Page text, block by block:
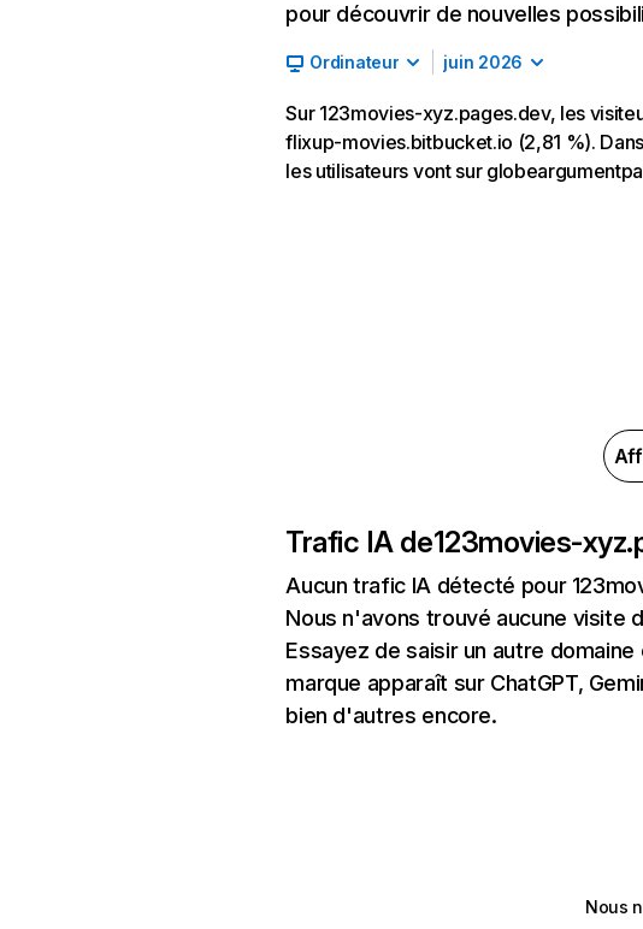
pour découvrir de nouvelles
Ordinateur juin 2026
Sur 123movies-xyz.pages.dev, les
flixup-movies.bitbucket.io (2,81 %).
les utilisateurs vont sur
Trafic IA de123movies-
Aucun trafic IA détecté pour
Nous n'avons trouvé aucune visite
Essayez de saisir un autre
marque apparaît sur ChatGPT,
bien d'autres encore.
Nous